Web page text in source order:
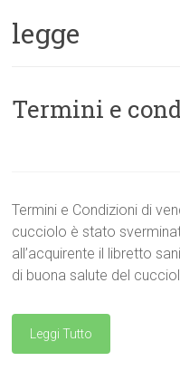
legge
Termini e
Termini e Condizioni di
cucciolo è stato
all’acquirente il libretto
di buona salute del
Leggi Tutto